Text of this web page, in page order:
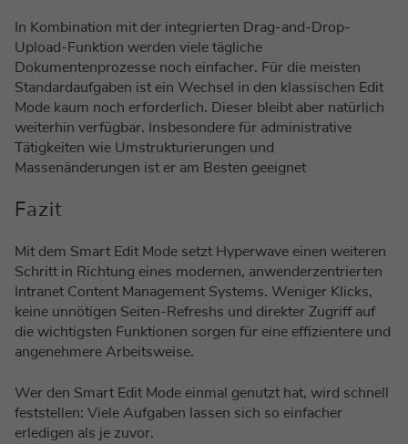
In Kombination mit der integrierten Drag-and-Drop-
Upload-Funktion werden viele tägliche
Dokumentenprozesse noch einfacher. Für die meisten
Standardaufgaben ist ein Wechsel in den klassischen Edit
Mode kaum noch erforderlich. Dieser bleibt aber natürlich
weiterhin verfügbar. Insbesondere für administrative
Tätigkeiten wie Umstrukturierungen und
Massenänderungen ist er am Besten geeignet
Fazit
Mit dem Smart Edit Mode setzt Hyperwave einen weiteren
Schritt in Richtung eines modernen, anwenderzentrierten
Intranet Content Management Systems. Weniger Klicks,
keine unnötigen Seiten-Refreshs und direkter Zugriff auf
die wichtigsten Funktionen sorgen für eine effizientere und
angenehmere Arbeitsweise.
Wer den Smart Edit Mode einmal genutzt hat, wird schnell
feststellen: Viele Aufgaben lassen sich so einfacher
erledigen als je zuvor.